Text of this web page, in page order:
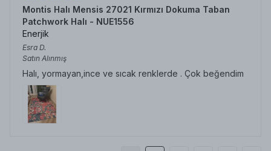
Montis Halı Mensis 27021 Kırmızı Dokuma Taban
Patchwork Halı - NUE1556
Enerjik
Esra D.
Satın Alınmış
Halı, yormayan,ince ve sıcak renklerde . Çok beğendim